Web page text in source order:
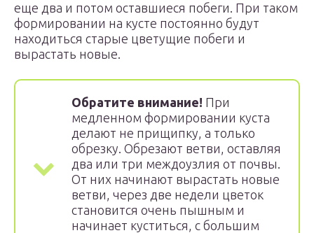
еще два и потом оставшиеся побеги. При таком
формировании на кусте постоянно будут
находиться старые цветущие побеги и
вырастать новые.
Обратите внимание! При
медленном формировании куста
делают не прищипку, а только
обрезку. Обрезают ветви, оставляя
два или три междоузлия от почвы.
От них начинают вырастать новые
ветви, через две недели цветок
становится очень пышным и
начинает куститься, с большим